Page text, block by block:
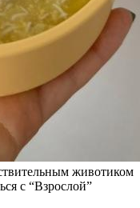
животиком
с “Взрослой”